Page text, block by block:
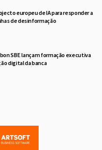
europeu de IA para responder a
de desinformação
SBE lançam formação executiva
digital da banca